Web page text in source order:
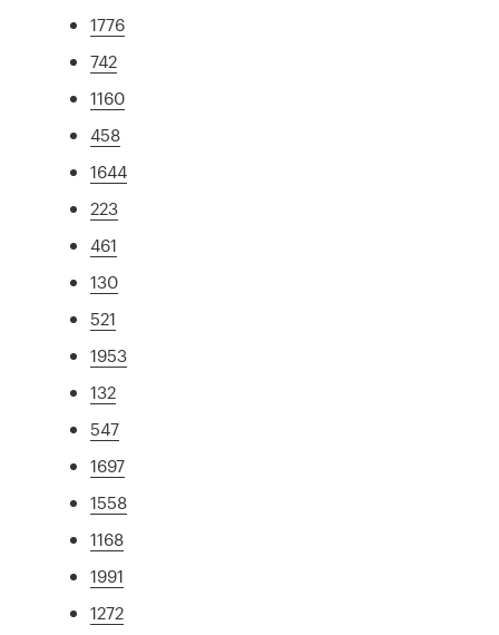
1776
742
1160
458
1644
223
461
130
521
1953
132
547
1697
1558
1168
1991
1272